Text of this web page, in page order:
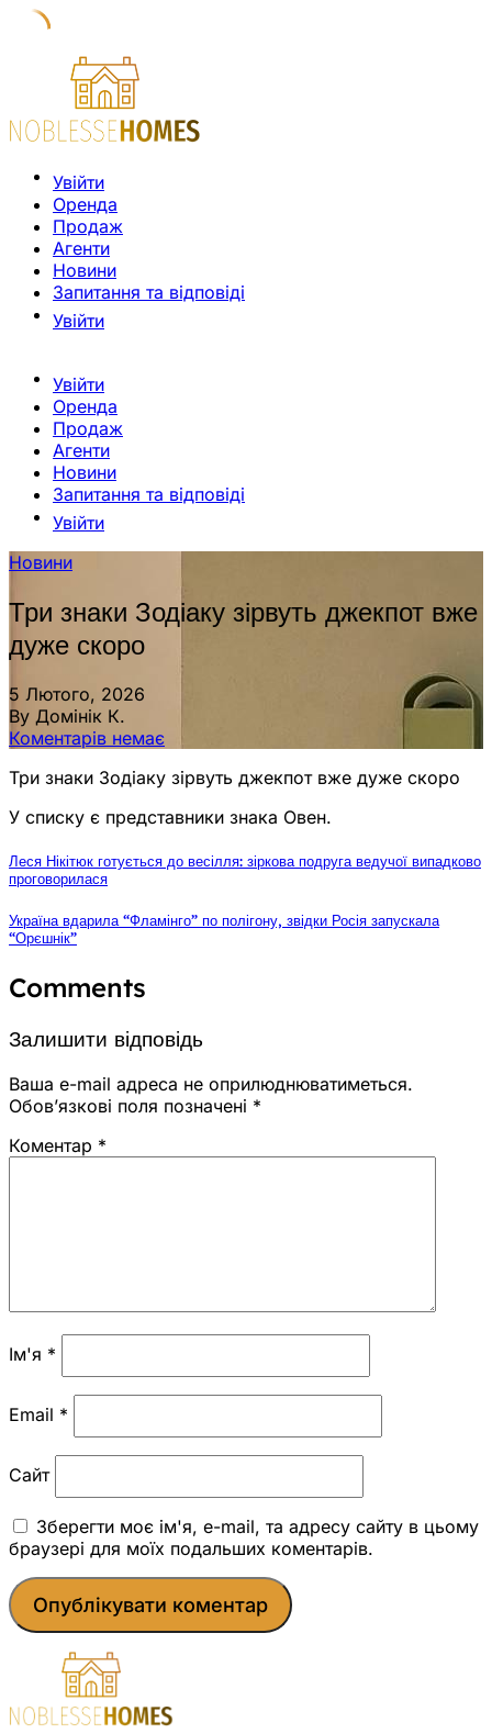
Увійти
Оренда
Продаж
Агенти
Новини
Запитання та відповіді
Увійти
Увійти
Оренда
Продаж
Агенти
Новини
Запитання та відповіді
Увійти
Новини
Три знаки Зодіаку зірвуть джекпот вже
дуже скоро
5 Лютого, 2026
By Домінік К.
Коментарів немає
Три знаки Зодіаку зірвуть джекпот вже дуже скоро
У списку є представники знака Овен.
Леся Нікітюк готується до весілля: зіркова подруга ведучої випадково
проговорилася
Україна вдарила “Фламінго” по полігону, звідки Росія запускала
“Орєшнік”
Comments
Залишити відповідь
Ваша e-mail адреса не оприлюднюватиметься.
Обов’язкові поля позначені *
Коментар *
Ім'я *
Email *
Сайт
Зберегти моє ім'я, e-mail, та адресу сайту в цьому
браузері для моїх подальших коментарів.